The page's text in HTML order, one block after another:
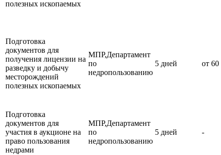
полезных ископаемых
Подготовка
документов для
получения лицензии на
разведку и добычу
месторождений
полезных ископаемых
МПР,Департамент
по
недропользованию
5 дней от
Подготовка
документов для
участия в аукционе на
право пользования
недрами
МПР,Департамент
по
недропользованию
5 дней -